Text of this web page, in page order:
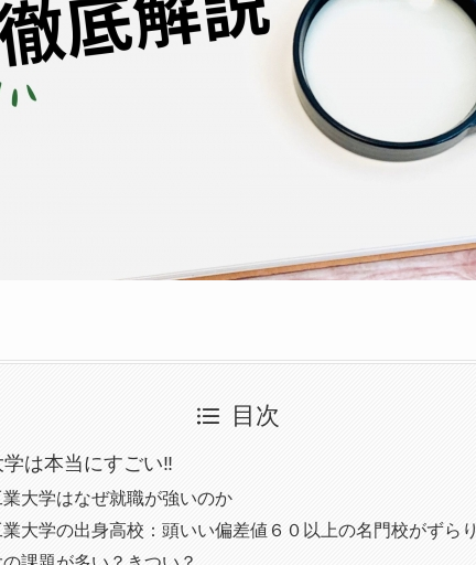
目次
は本当にすごい‼
業大学はなぜ就職が強いのか
大学の出身高校：頭いい偏差値６０以上の名門校がずらり